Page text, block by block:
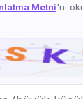
Metni'ni